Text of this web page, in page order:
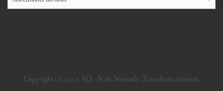
Copyright (c) 2021. SD - N de Nomade. Tous droits réservés.